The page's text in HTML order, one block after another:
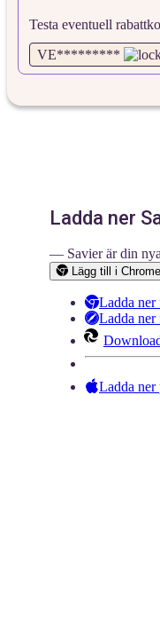
Testa eventuell
VE*********
Ladda ner
— Savier är din
Lägg till i Chrome
Ladda ner
Ladda ner
Ladda ner